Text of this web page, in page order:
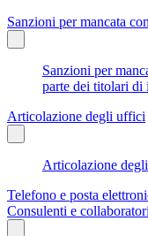
Sanzioni per mancata
Sanzioni per
parte dei titolari
Articolazione degli uffici
Articolazione
Telefono e posta
Consulenti e collaboratori